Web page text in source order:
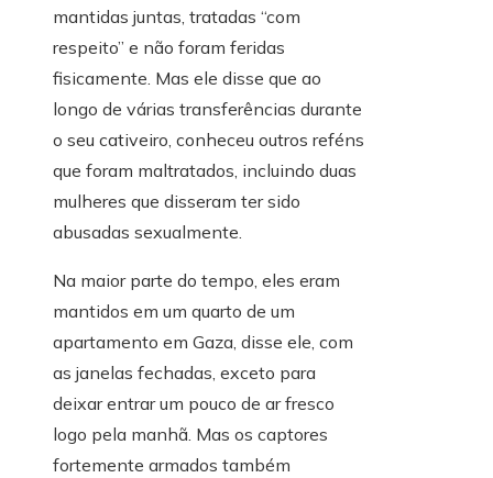
mantidas juntas, tratadas “com
respeito” e não foram feridas
fisicamente. Mas ele disse que ao
longo de várias transferências durante
o seu cativeiro, conheceu outros reféns
que foram maltratados, incluindo duas
mulheres que disseram ter sido
abusadas sexualmente.
Na maior parte do tempo, eles eram
mantidos em um quarto de um
apartamento em Gaza, disse ele, com
as janelas fechadas, exceto para
deixar entrar um pouco de ar fresco
logo pela manhã. Mas os captores
fortemente armados também